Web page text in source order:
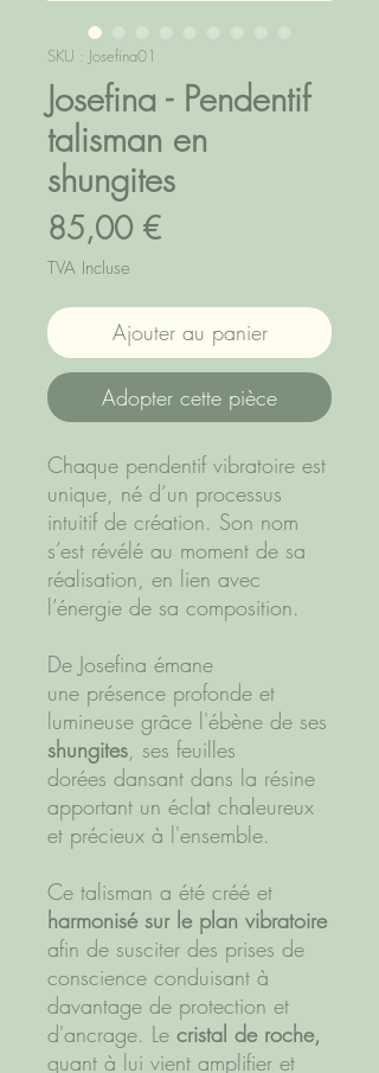
SKU : Josefina01
Josefina - Pendentif
talisman en
shungites
85,00 €Prix
TVA Incluse
Ajouter au panier
Adopter cette pièce
Chaque pendentif vibratoire est
unique, né d’un processus
intuitif de création. Son nom
s’est révélé au moment de sa
réalisation, en lien avec
l’énergie de sa composition.
De Josefina émane
une présence profonde et
lumineuse grâce l'ébène de ses
shungites, ses feuilles
dorées dansant dans la résine
apportant un éclat chaleureux
et précieux à l'ensemble.
Ce talisman a été créé et
harmonisé sur le plan vibratoire
afin de susciter des prises de
conscience conduisant à
davantage de protection et
d'ancrage. Le cristal de roche,
quant à lui vient amplifier et